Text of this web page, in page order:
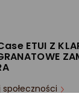
ETUI Z